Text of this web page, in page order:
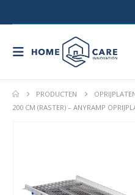
PRODUCTEN
200 CM (RASTER) – ANYRAMP